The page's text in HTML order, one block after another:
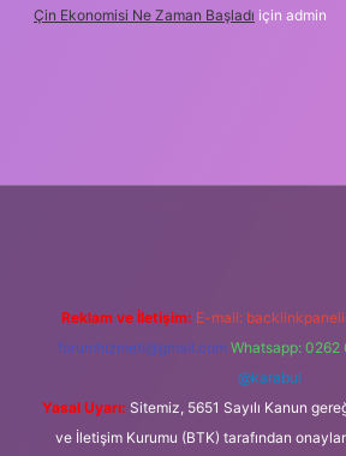
Çin Ekonomisi Ne Zaman Başladı için admin
Reklam ve İletişim: E-mail:
forumhizmeti@gmail.com Whatsapp: 0262
@karabul
Yasal Uyarı: Sitemiz, 5651 Sayılı Kanun
ve İletişim Kurumu (BTK) tarafından